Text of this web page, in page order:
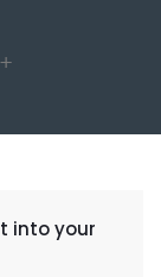
into your